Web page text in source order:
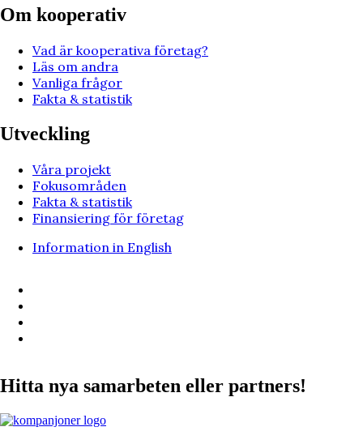
Om kooperativ
Vad är kooperativa företag?
Läs om andra
Vanliga frågor
Fakta & statistik
Utveckling
Våra projekt
Fokusområden
Fakta & statistik
Finansiering för företag
Information in English
Hitta nya samarbeten eller partners!